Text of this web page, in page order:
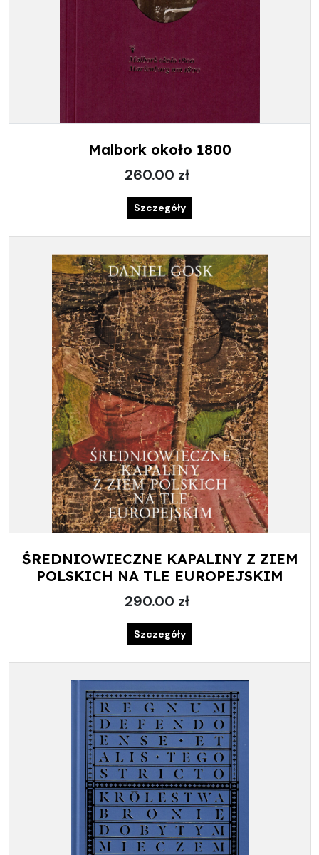
Malbork około 1800
260.00 zł
Szczegóły
ŚREDNIOWIECZNE KAPALINY Z ZIEM
POLSKICH NA TLE EUROPEJSKIM
290.00 zł
Szczegóły